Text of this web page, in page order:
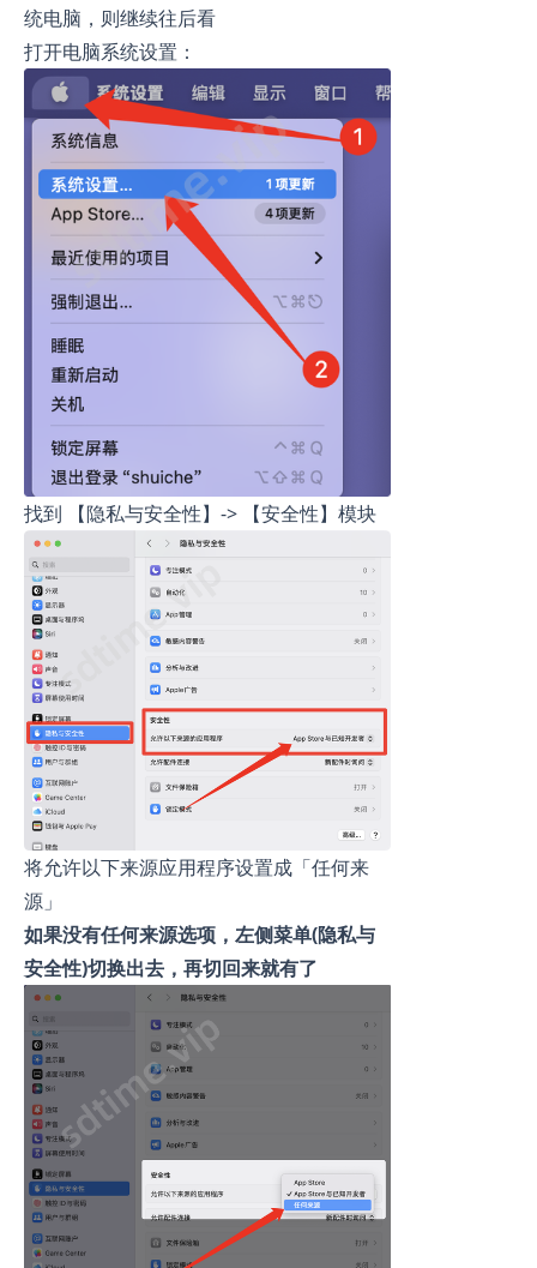
统电脑，则继续往后看
打开电脑系统设置：
找到 【隐私与安全性】-> 【安全性】模块
将允许以下来源应用程序设置成「任何来
源」
如果没有任何来源选项，左侧菜单(隐私与
安全性)切换出去，再切回来就有了